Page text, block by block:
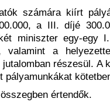
számára kiírt
a III. díjé
miniszter egy-egy
a
részesül. A
értendők.